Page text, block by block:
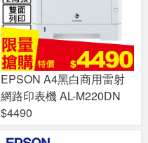
EPSON A4黑白商用雷射
網路印表機 AL-M220DN
$4490